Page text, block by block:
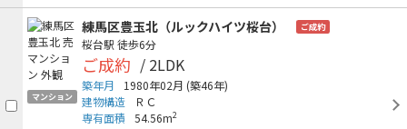
マンション
練馬区豊玉北（ルックハイツ桜台） ご成約
桜台駅 徒歩6分
ご成約 / 2LDK
築年月 1980年02月 (築46年)
建物構造
ＲＣ
専有面積
54.56m2